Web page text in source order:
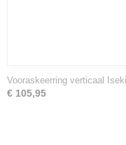
Vooraskeerring verticaal
€ 105,95